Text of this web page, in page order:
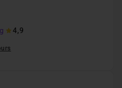
4,9